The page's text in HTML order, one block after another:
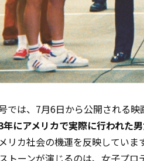
では、7月6日から公開される映
年にアメリカで実際に行われた
リカ社会の機運を反映しています